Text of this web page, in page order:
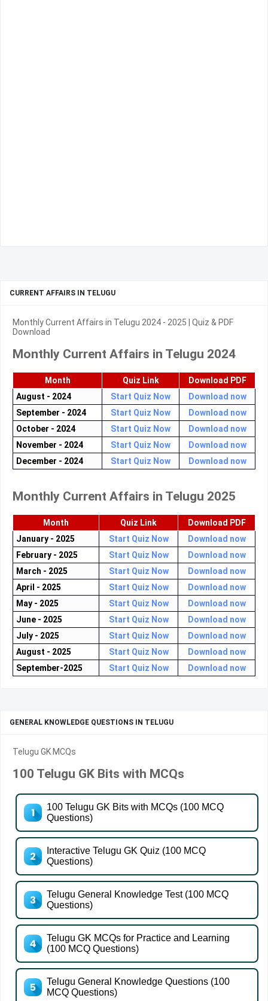
CURRENT AFFAIRS IN TELUGU
Monthly Current Affairs in Telugu 2024 - 2025 | Quiz & PDF
Download
Monthly Current Affairs in Telugu 2024
Month Quiz Link
Download PDF
August - 2024
Start Quiz Now
Download now
September - 2024
Start Quiz Now
Download now
October - 2024
Start Quiz Now
Download now
November - 2024
Start Quiz Now
Download now
December - 2024
Start Quiz Now Download now
Monthly Current Affairs in Telugu 2025
Month Quiz Link
Download PDF
January - 2025
Start Quiz Now
Download now
February - 2025
Start Quiz Now
Download now
March - 2025
Start Quiz Now
Download now
April - 2025
Start Quiz Now
Download now
May - 2025
Start Quiz Now
Download now
June - 2025
Start Quiz Now
Download now
July - 2025
Start Quiz Now
Download now
August - 2025
Start Quiz Now
Download now
September-2025
Start Quiz Now Download now
GENERAL KNOWLEDGE QUESTIONS IN TELUGU
Telugu GK MCQs
100 Telugu GK Bits with MCQs
100 Telugu GK Bits with MCQs (100 MCQ
Questions)
Interactive Telugu GK Quiz (100 MCQ
Questions)
Telugu General Knowledge Test (100 MCQ
Questions)
Telugu GK MCQs for Practice and Learning
(100 MCQ Questions)
Telugu General Knowledge Questions (100
MCQ Questions)